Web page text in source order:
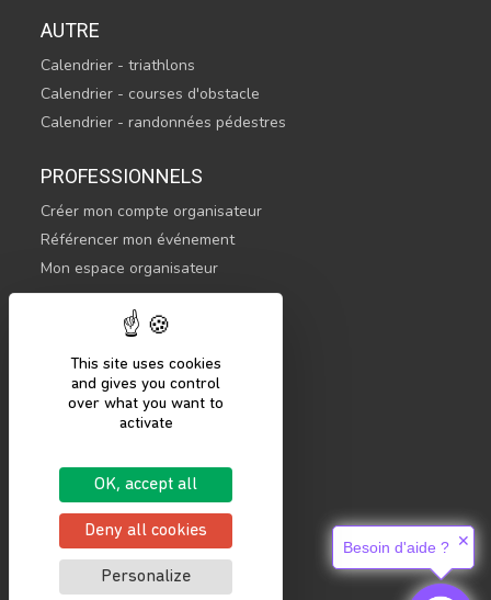
This site uses cookies
and gives you control
over what you want to
activate
OK, accept all
Deny all cookies
Personalize
AUTRE
Calendrier - triathlons
Calendrier - courses d'obstacle
Calendrier - randonnées pédestres
PROFESSIONNELS
Créer mon compte organisateur
Référencer mon événement
Mon espace organisateur
CONTACTEZ-NOUS
COMMENCER
Se connecter
Mentions légales
Politique de confidentialité
Besoin d'aide ? ✕